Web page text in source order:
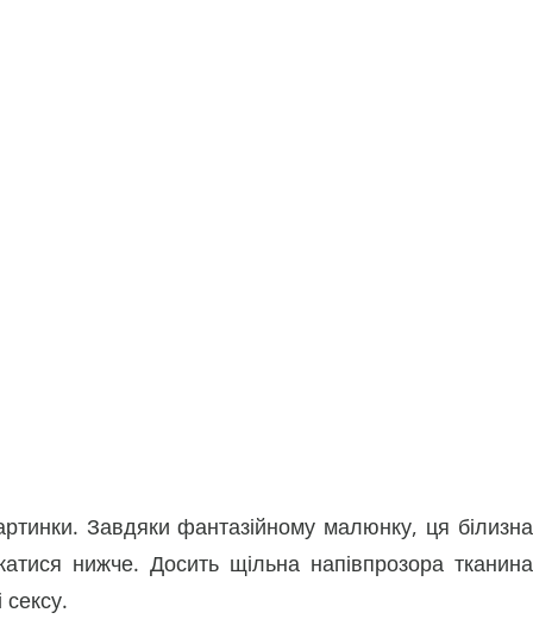
Завдяки фантазійному малюнку, ця білизна
нижче. Досить щільна напівпрозора тканина